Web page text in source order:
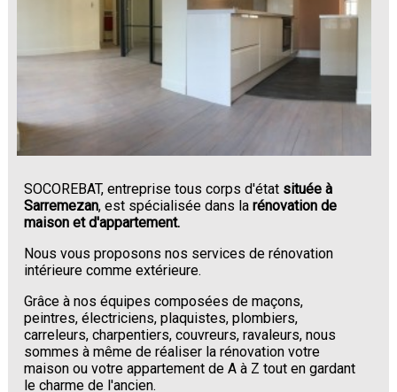
SOCOREBAT, entreprise tous corps d'état située à
Sarremezan, est spécialisée dans larénovation de
maison et d'appartement.
Nous vous proposons nos services de rénovation
intérieure comme extérieure.
Grâce à nos équipes composées de maçons,
peintres, électriciens, plaquistes, plombiers,
carreleurs, charpentiers, couvreurs, ravaleurs, nous
sommes à même de réaliser la rénovation votre
maison ou votre appartement de A à Z tout en gardant
le charme de l'ancien.